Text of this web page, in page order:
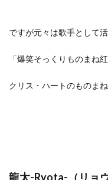
ですが元々は歌手として
「爆笑そっくりものまね
クリス・ハートのものま
龍太-Ryota-（リョウ